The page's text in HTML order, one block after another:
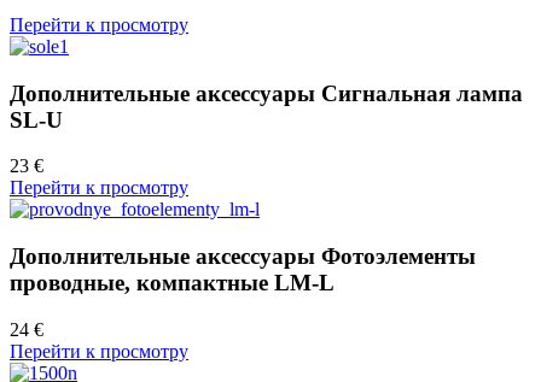
Перейти к просмотру
Дополнительные аксессуары Сигнальная лампа
SL-U
23 €
Перейти к просмотру
Дополнительные аксессуары Фотоэлементы
проводные, компактные LM-L
24 €
Перейти к просмотру